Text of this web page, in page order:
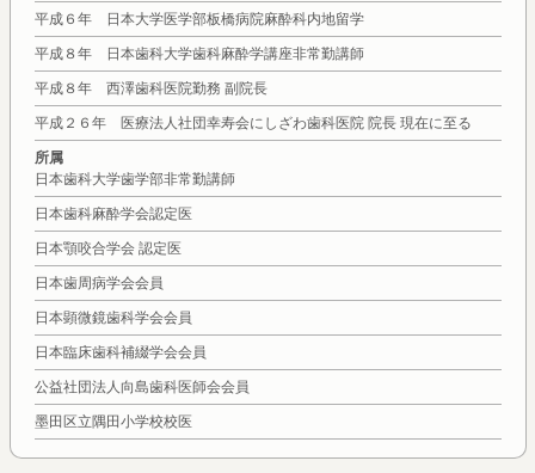
平成６年 日本大学医学部板橋病院麻酔科内地留学
平成８年 日本歯科大学歯科麻酔学講座非常勤講師
平成８年 西澤歯科医院勤務 副院長
平成２６年 医療法人社団幸寿会にしざわ歯科医院 院長 現在に至る
所属
日本歯科大学歯学部非常勤講師
日本歯科麻酔学会認定医
日本顎咬合学会 認定医
日本歯周病学会会員
日本顕微鏡歯科学会会員
日本臨床歯科補綴学会会員
公益社団法人向島歯科医師会会員
墨田区立隅田小学校校医